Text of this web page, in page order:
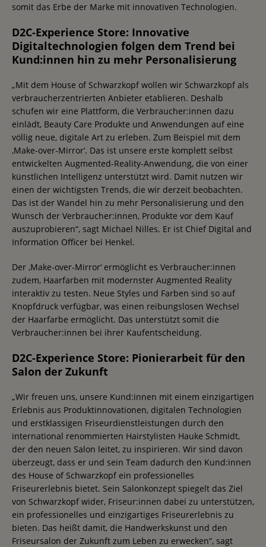
somit das Erbe der Marke mit innovativen Technologien.
D2C-Experience Store: Innovative
Digitaltechnologien folgen dem Trend bei
Kund:innen hin zu mehr Personalisierung
„Mit dem House of Schwarzkopf wollen wir Schwarzkopf als
verbraucherzentrierten Anbieter etablieren. Deshalb
schufen wir eine Plattform, die Verbraucher:innen dazu
einlädt, Beauty Care Produkte und Anwendungen auf eine
völlig neue, digitale Art zu erleben. Zum Beispiel mit dem
‚Make-over-Mirror‘. Das ist unsere erste komplett selbst
entwickelten Augmented-Reality-Anwendung, die von einer
künstlichen Intelligenz unterstützt wird. Damit nutzen wir
einen der wichtigsten Trends, die wir derzeit beobachten.
Das ist der Wandel hin zu mehr Personalisierung und den
Wunsch der Verbraucher:innen, Produkte vor dem Kauf
auszuprobieren“, sagt Michael Nilles. Er ist Chief Digital and
Information Officer bei Henkel.
Der ‚Make-over-Mirror‘ ermöglicht es Verbraucher:innen
zudem, Haarfarben mit modernster Augmented Reality
interaktiv zu testen. Neue Styles und Farben sind so auf
Knopfdruck verfügbar, was einen reibungslosen Wechsel
der Haarfarbe ermöglicht. Das unterstützt somit die
Verbraucher:innen bei ihrer Kaufentscheidung.
D2C-Experience Store: Pionierarbeit für den
Salon der Zukunft
„Wir freuen uns, unsere Kund:innen mit einem einzigartigen
Erlebnis aus Produktinnovationen, digitalen Technologien
und erstklassigen Friseurdienstleistungen durch den
international renommierten Hairstylisten Hauke Schmidt,
der den neuen Salon leitet, zu inspirieren. Wir sind davon
überzeugt, dass er und sein Team dadurch den Kund:innen
des House of Schwarzkopf ein professionelles
Friseurerlebnis bietet. Sein Salonkonzept spiegelt das Ziel
von Schwarzkopf wider, Friseur:innen dabei zu unterstützen,
ein professionelles und einzigartiges Friseurerlebnis zu
bieten. Das heißt damit, die Handwerkskunst und den
Friseursalon der Zukunft zum Leben zu erwecken“, sagt